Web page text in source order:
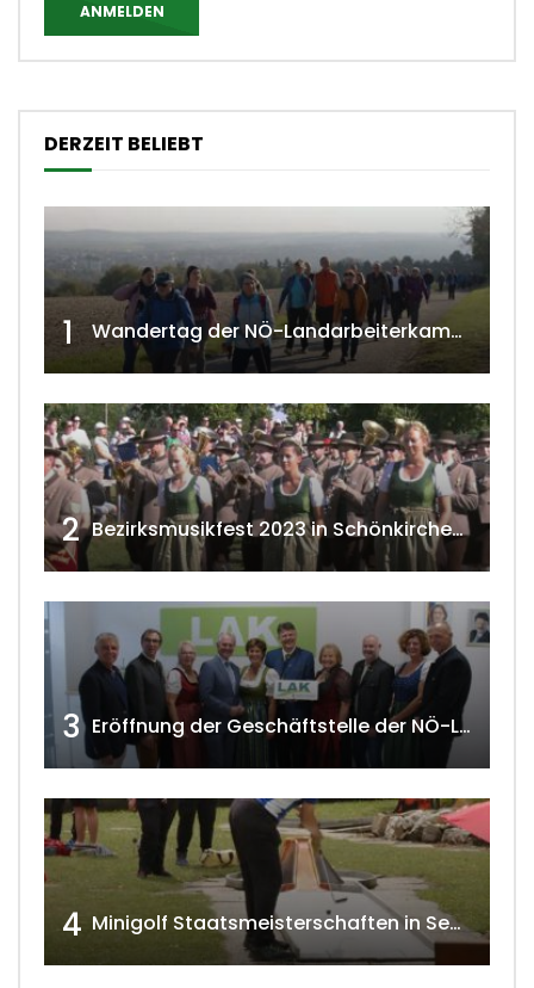
ANMELDEN
DERZEIT BELIEBT
1 Wandertag der NÖ-Landarbeiterkammer in Hollabrunn 2024
2 Bezirksmusikfest 2023 in Schönkirchen-Reyersdorf
3 Eröffnung der Geschäftstelle der NÖ-Landarbeiterkammer in Mistelbach w4tv174
4 Minigolf Staatsmeisterschaften in Seefeld-Kadolz w4tv174